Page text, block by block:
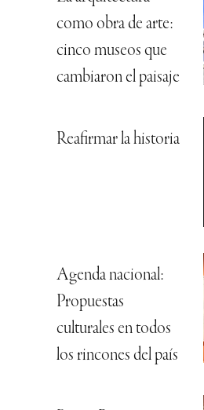
como obra de arte:
cinco museos que
cambiaron el paisaje
Reafirmar la historia
Agenda nacional:
Propuestas
culturales en todos
los rincones del país